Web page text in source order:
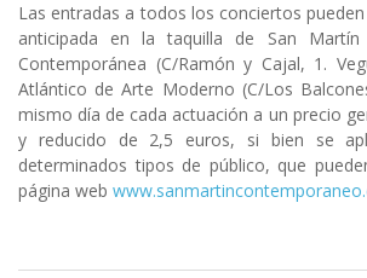
Las entradas a todos los conciertos
anticipada en la taquilla de San Martín
Contemporánea (C/Ramón y Cajal, 1.
Atlántico de Arte Moderno (C/Los
mismo día de cada actuación a un precio
y reducido de 2,5 euros, si bien se
determinados tipos de público, que
página web